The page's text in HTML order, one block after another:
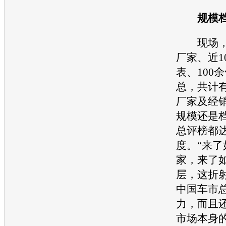
规模
现场，
厂家、近
表、100
总，共计
厂家及经
规模还是
总评榜都
度。“来
家，来了
层，这折
中国车市
力，而且
市场本身